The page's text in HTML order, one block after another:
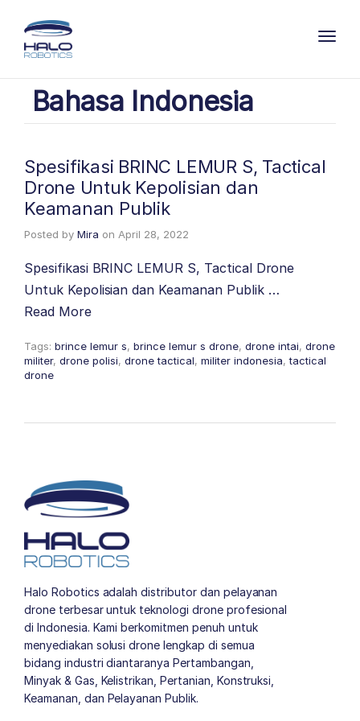
Bahasa Indonesia
Spesifikasi BRINC LEMUR S, Tactical
Drone Untuk Kepolisian dan
Keamanan Publik
Posted by Mira on April 28, 2022
Spesifikasi BRINC LEMUR S, Tactical Drone
Untuk Kepolisian dan Keamanan Publik …
Read More
Tags: brince lemur s, brince lemur s drone, drone intai, drone
militer, drone polisi, drone tactical, militer indonesia,tactical
drone
Halo Robotics adalah distributor dan pelayanan
drone terbesar untuk teknologi drone profesional
di Indonesia. Kami berkomitmen penuh untuk
menyediakan solusi drone lengkap di semua
bidang industri diantaranya Pertambangan,
Minyak & Gas, Kelistrikan, Pertanian, Konstruksi,
Keamanan, dan Pelayanan Publik.